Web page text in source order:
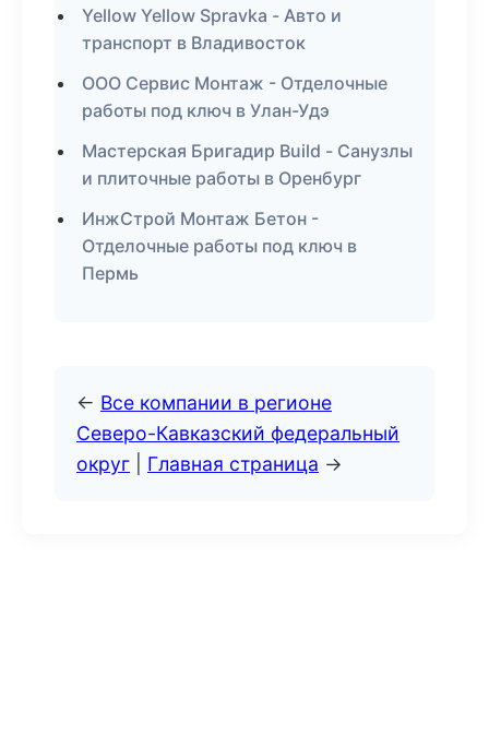
Yellow Yellow Spravka - Авто и
транспорт в Владивосток
ООО Сервис Монтаж - Отделочные
работы под ключ в Улан-Удэ
Мастерская Бригадир Build - Санузлы
и плиточные работы в Оренбург
ИнжСтрой Монтаж Бетон -
Отделочные работы под ключ в
Пермь
← Все компании в регионе
Северо-Кавказский федеральный
округ
Главная страница →